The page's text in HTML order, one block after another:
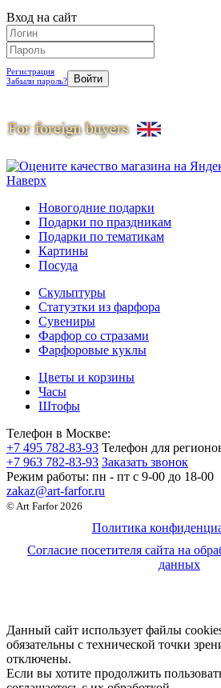
Вход на сайт
Регистрация
Забыли пароль?
Наверх
Новогодние подарки
Подарки по праздникам
Подарки по тематикам
Картины
Посуда
Скульптуры
Статуэтки из фарфора
Сувениры
Фарфор со стразами
Фарфоровые куклы
Цветы и корзины
Часы
Штофы
Телефон в Москве:
+7 495 782-83-93 Телефон для
+7 963 782-83-93 Заказать звонок
Режим работы: пн - пт c 9-00 до 18-00
zakaz@art-farfor.ru
© Art Farfor 2026
Политика
Согласие посетителя сайта на
данных
Данный сайт использует файлы
обязательны с технической точки
отключены.
Если вы хотите продолжить